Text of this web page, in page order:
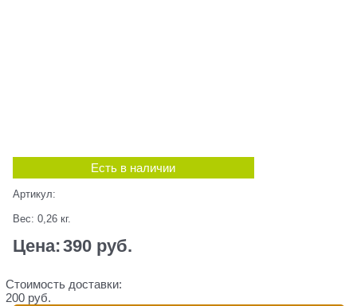
Есть в наличии
Артикул:
Вес: 0,26 кг.
Цена:390 руб.
Стоимость доставки:
200 руб.